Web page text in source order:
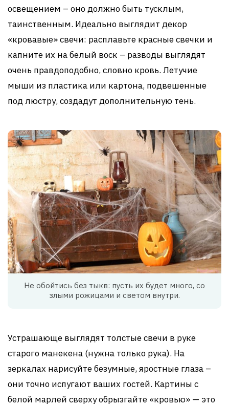
освещением – оно должно быть тусклым,
таинственным. Идеально выглядит декор
«кровавые» свечи: расплавьте красные свечки и
капните их на белый воск – разводы выглядят
очень правдоподобно, словно кровь. Летучие
мыши из пластика или картона, подвешенные
под люстру, создадут дополнительную тень.
Не обойтись без тыкв: пусть их будет много, со
злыми рожицами и светом внутри.
Устрашающе выглядят толстые свечи в руке
старого манекена (нужна только рука). На
зеркалах нарисуйте безумные, яростные глаза –
они точно испугают ваших гостей. Картины с
белой марлей сверху обрызгайте «кровью» — это